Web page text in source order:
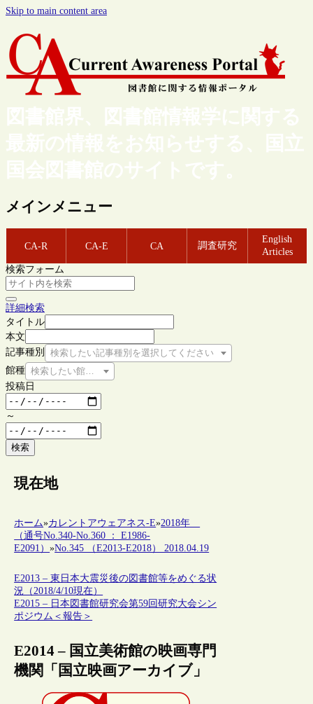
Skip to main content area
図書館界、図書館情報学に関する
最新の情報をお知らせする、国立
国会図書館のサイトです。
メインメニュー
CA-R CA-E CA 調査研究
English
Articles
検索フォーム
詳細検索
タイトル
本文
記事種別
検索したい記事種別を選択してください
館種 検索したい館種を選択してください
投稿日
～
検索
現在地
ホーム»カレントアウェアネス-E»2018年
（通号No.340-No.360 ： E1986-
E2091）»No.345 （E2013-E2018） 2018.04.19
E2013 – 東日本大震災後の図書館等をめぐる状
況（2018/4/10現在）
E2015 – 日本図書館研究会第59回研究大会シン
ポジウム＜報告＞
E2014 – 国立美術館の映画専門
機関「国立映画アーカイブ」